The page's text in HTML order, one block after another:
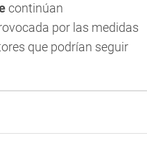
continúan
por las medidas
que podrían seguir